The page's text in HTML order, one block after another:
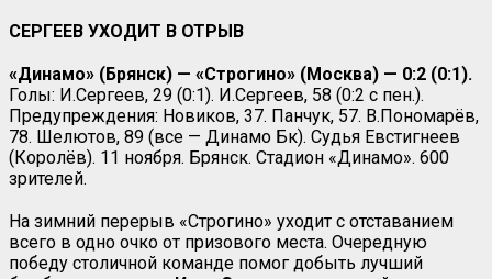
СЕРГЕЕВ УХОДИТ В ОТРЫВ
«Динамо» (Брянск) — «Строгино» (Москва) — 0:2 (0:1).
Голы: И.Сергеев, 29 (0:1). И.Сергеев, 58 (0:2 с пен.).
Предупреждения: Новиков, 37. Панчук, 57. В.Пономарёв,
78. Шелютов, 89 (все — Динамо Бк). Судья Евстигнеев
(Королёв). 11 ноября. Брянск. Стадион «Динамо». 600
зрителей.
На зимний перерыв «Строгино» уходит с отставанием
всего в одно очко от призового места. Очередную
победу столичной команде помог добыть лучший